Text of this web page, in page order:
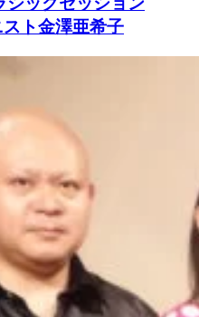
ト金澤亜希子